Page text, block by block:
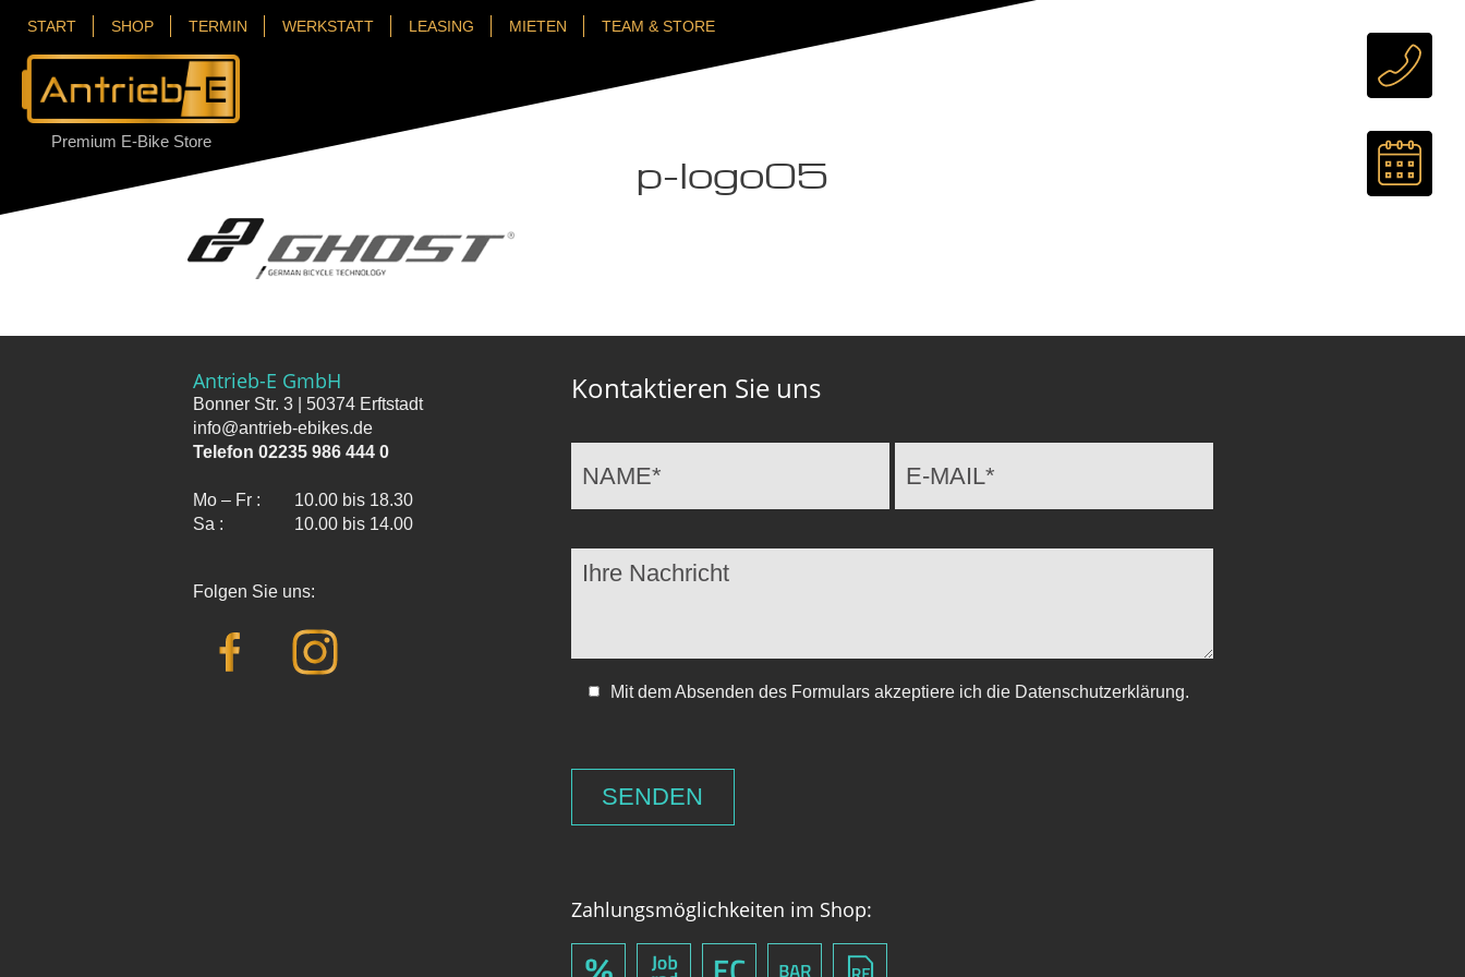
START SHOP TERMIN WERKSTATT LEASING MIETEN TEAM & STORE
Premium E-Bike Store
p-logo05
Antrieb-E GmbH
Bonner Str. 3 | 50374 Erftstadt
info@antrieb-ebikes.de
Telefon 02235 986 444 0
Mo – Fr :
Sa :
10.00 bis 18.30
10.00 bis 14.00
Folgen Sie uns:
Kontaktieren Sie uns
Mit dem Absenden des Formulars akzeptiere ich die Datenschutzerklärung.
Zahlungsmöglichkeiten im Shop: